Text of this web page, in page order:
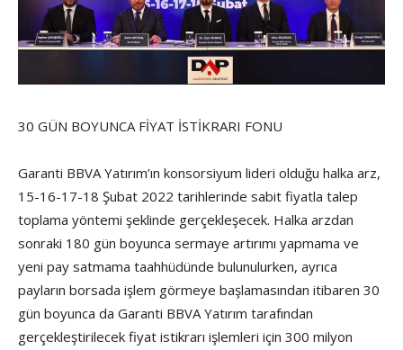
30 GÜN BOYUNCA FİYAT İSTİKRARI FONU
Garanti BBVA Yatırım’ın konsorsiyum lideri olduğu halka arz,
15-16-17-18 Şubat 2022 tarihlerinde sabit fiyatla talep
toplama yöntemi şeklinde gerçekleşecek. Halka arzdan
sonraki 180 gün boyunca sermaye artırımı yapmama ve
yeni pay satmama taahhüdünde bulunulurken, ayrıca
payların borsada işlem görmeye başlamasından itibaren 30
gün boyunca da Garanti BBVA Yatırım tarafından
gerçekleştirilecek fiyat istikrarı işlemleri için 300 milyon